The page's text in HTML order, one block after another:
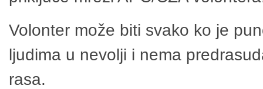
Volonter može biti svako ko je
ljudima u nevolji i nema
rasa.